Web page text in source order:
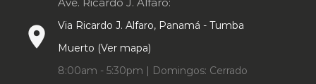
place
Via Ricardo J. Alfaro, Panamá - Tumba
Muerto (Ver mapa)
8:00am - 5:30pm | Domingos: Cerrado